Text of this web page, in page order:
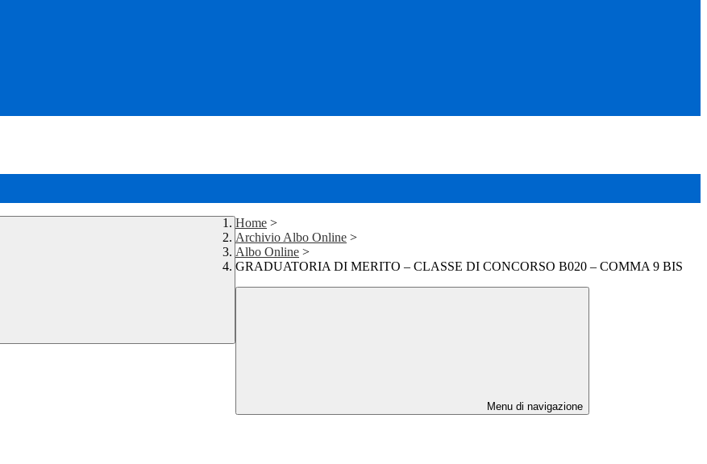
Home >
Archivio Albo Online >
Albo Online >
GRADUATORIA DI MERITO – CLASSE DI CONCORSO B020 – COMMA 9 BIS
Menu di navigazione